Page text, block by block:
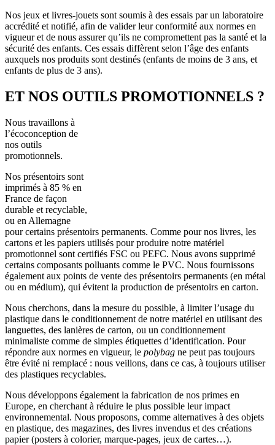
Nos jeux et livres-jouets sont soumis à des essais par un laboratoire
accrédité et notifié, afin de valider leur conformité aux normes en
vigueur et de nous assurer qu’ils ne compromettent pas la santé et la
sécurité des enfants. Ces essais diffèrent selon l’âge des enfants
auxquels nos produits sont destinés (enfants de moins de 3 ans, et
enfants de plus de 3 ans).
ET NOS OUTILS PROMOTIONNELS ?
Nous travaillons à
l’écoconception de
nos outils
promotionnels.
Nos présentoirs sont
imprimés à 85 % en
France de façon
durable et recyclable,
ou en Allemagne
pour certains présentoirs permanents. Comme pour nos livres, les
cartons et les papiers utilisés pour produire notre matériel
promotionnel sont certifiés FSC ou PEFC. Nous avons supprimé
certains composants polluants comme le PVC. Nous fournissons
également aux points de vente des présentoirs permanents (en métal
ou en médium), qui évitent la production de présentoirs en carton.
Nous cherchons, dans la mesure du possible, à limiter l’usage du
plastique dans le conditionnement de notre matériel en utilisant des
languettes, des lanières de carton, ou un conditionnement
minimaliste comme de simples étiquettes d’identification. Pour
répondre aux normes en vigueur, le polybag ne peut pas toujours
être évité ni remplacé : nous veillons, dans ce cas, à toujours utiliser
des plastiques recyclables.
Nous développons également la fabrication de nos primes en
Europe, en cherchant à réduire le plus possible leur impact
environnemental. Nous proposons, comme alternatives à des objets
en plastique, des magazines, des livres invendus et des créations
papier (posters à colorier, marque-pages, jeux de cartes…).